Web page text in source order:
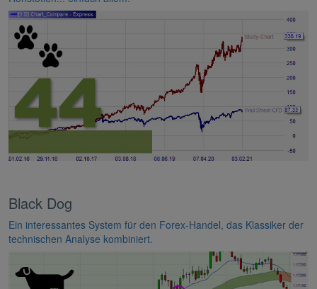
Black Dog
Ein interessantes System für den Forex-Handel, das Klassiker der
technischen Analyse kombiniert.